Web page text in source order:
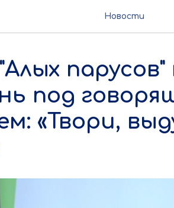
Новости
под
«Твори,